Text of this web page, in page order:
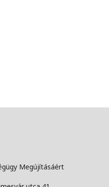
Megújításáért